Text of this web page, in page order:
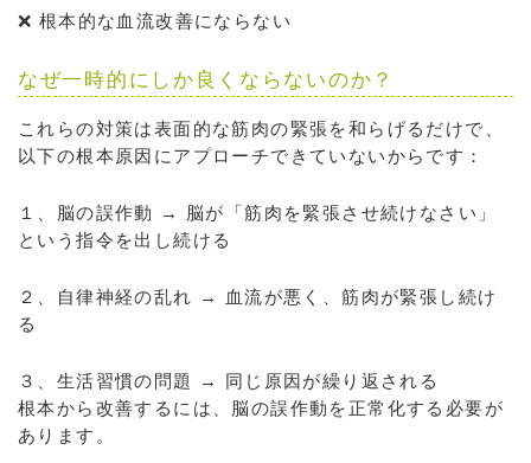
❌ 根本的な血流改善にならない
なぜ一時的にしか良くならないのか？
これらの対策は表面的な筋肉の緊張を和らげるだけで、
以下の根本原因にアプローチできていないからです：
１、脳の誤作動 → 脳が「筋肉を緊張させ続けなさい」
という指令を出し続ける
２、自律神経の乱れ → 血流が悪く、筋肉が緊張し続け
る
３、生活習慣の問題 → 同じ原因が繰り返される
根本から改善するには、脳の誤作動を正常化する必要が
あります。